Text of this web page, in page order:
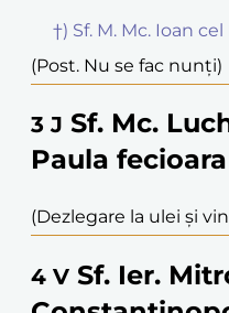
†) Sf. M. Mc. Ioan
(Post. Nu se fac nunți)
3 J Sf. Mc.
Paula fecioara
(Dezlegare la ulei și
4 V Sf. Ier.